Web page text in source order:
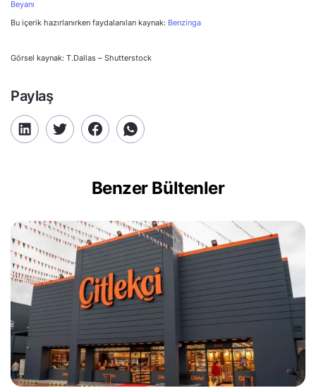
Beyanı
Bu içerik hazırlanırken faydalanılan kaynak: Benzinga
Görsel kaynak: T.Dallas – Shutterstock
Paylaş
Benzer Bültenler